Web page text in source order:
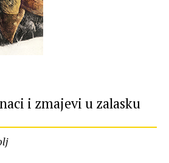
i zmajevi u zalasku